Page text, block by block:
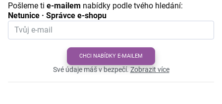
Pošleme ti e-mailem nabídky podle tvého hledání:
Netunice · Správce e-shopu
CHCI NABÍDKY E-MAILEM
Své údaje máš v bezpečí.Zobrazit více